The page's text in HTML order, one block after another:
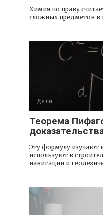
Химия по праву
сложных предметов в
Дети
Теорема
Эту формулу изучают
используют в
навигации и